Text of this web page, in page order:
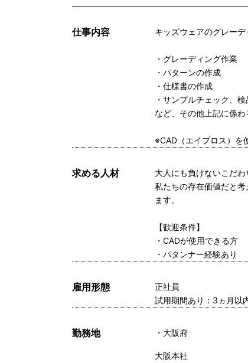
仕事内容 キッズウェアのグレー
・グレーディング作業
・パターンの作成
・仕様書の作成
・サンプルチェック、
など、その他上記に係わ
※CAD（エイプロス）を
求める人材
大人にも負けないこだ
私たちの存在価値だと
ます。
【歓迎条件】
・CADが使用できる方
・パタンナー経験あり
雇用形態
正社員
試用期間あり：3ヵ月以
勤務地 大阪府
大阪本社